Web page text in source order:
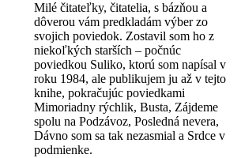
Milé čitateľky, čitatelia, s bázňou a
dôverou vám predkladám výber zo
svojich poviedok. Zostavil som ho z
niekoľkých starších – počnúc
poviedkou Suliko, ktorú som napísal v
roku 1984, ale publikujem ju až v tejto
knihe, pokračujúc poviedkami
Mimoriadny rýchlik, Busta, Zájdeme
spolu na Podzávoz, Posledná nevera,
Dávno som sa tak nezasmial a Srdce v
podmienke.